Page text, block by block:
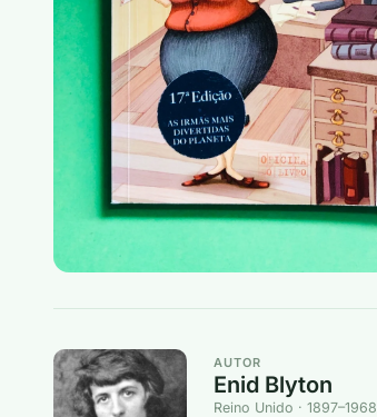
AUTOR
Enid Blyton
Reino Unido · 1897–1968